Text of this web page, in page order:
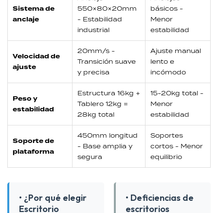
Sistema de
anclaje
550×80×20mm
- Estabilidad
industrial
básicos -
Menor
estabilidad
Velocidad de
ajuste
20mm/s -
Transición suave
y precisa
Ajuste manual
lento e
incómodo
Peso y
estabilidad
Estructura 16kg +
Tablero 12kg =
28kg total
15-20kg total -
Menor
estabilidad
Soporte de
plataforma
450mm longitud
- Base amplia y
segura
Soportes
cortos - Menor
equilibrio
• ¿Por qué elegir
Escritorio
• Deficiencias de
escritorios